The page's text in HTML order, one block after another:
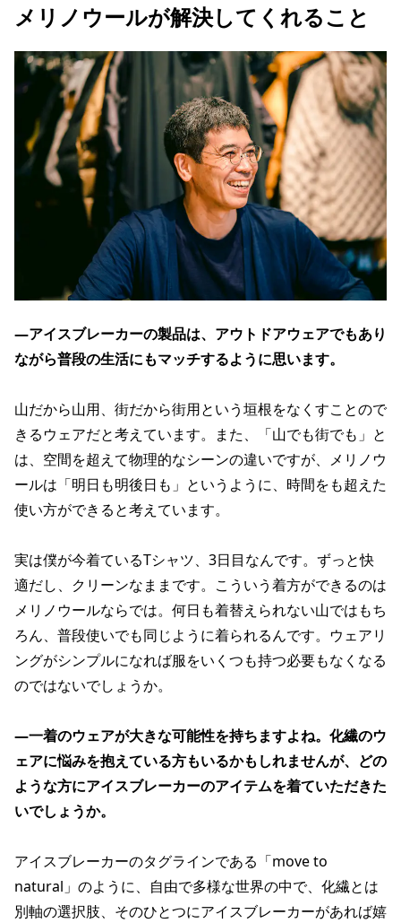
メリノウールが解決してくれること
―アイスブレーカーの製品は、アウトドアウェアでもあり
ながら普段の生活にもマッチするように思います。
山だから山用、街だから街用という垣根をなくすことので
きるウェアだと考えています。また、「山でも街でも」と
は、空間を超えて物理的なシーンの違いですが、メリノウ
ールは「明日も明後日も」というように、時間をも超えた
使い方ができると考えています。
実は僕が今着ているTシャツ、3日目なんです。ずっと快
適だし、クリーンなままです。こういう着方ができるのは
メリノウールならでは。何日も着替えられない山ではもち
ろん、普段使いでも同じように着られるんです。ウェアリ
ングがシンプルになれば服をいくつも持つ必要もなくなる
のではないでしょうか。
―一着のウェアが大きな可能性を持ちますよね。化繊のウ
ェアに悩みを抱えている方もいるかもしれませんが、どの
ような方にアイスブレーカーのアイテムを着ていただきた
いでしょうか。
アイスブレーカーのタグラインである「move to
natural」のように、自由で多様な世界の中で、化繊とは
別軸の選択肢、そのひとつにアイスブレーカーがあれば嬉